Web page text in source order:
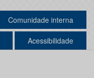
Comunidade interna
Acessibilidade